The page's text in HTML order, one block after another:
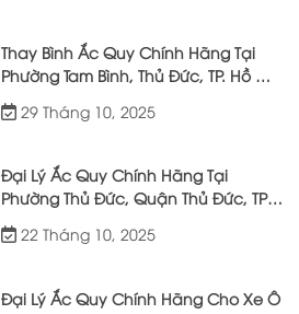
Thay Bình Ắc Quy Chính Hãng Tại
Phường Tam Bình, Thủ Đức, TP. Hồ Chí
Vụ 24/7
29 Tháng 10, 2025
Đại Lý Ắc Quy Chính Hãng Tại
Phường Thủ Đức, Quận Thủ Đức, TP.
HCM Thay Bình Giá Tốt Tận Nơi
22 Tháng 10, 2025
Đại Lý Ắc Quy Chính Hãng Cho Xe Ô